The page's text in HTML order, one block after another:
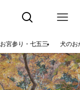
お宮参り・七五三 犬のお